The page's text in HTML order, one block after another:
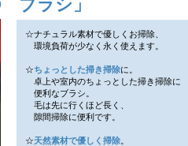
ブラシ 」
☆ナチュラル素材で優しくお掃除、
環境負荷が少なく永く使えます。
☆ちょっとした掃き掃除に。
卓上や室内のちょっとした掃き掃除に
便利なブラシ。
毛は先に行くほど長く、
隙間掃除に便利です。
☆天然素材で優しく掃除